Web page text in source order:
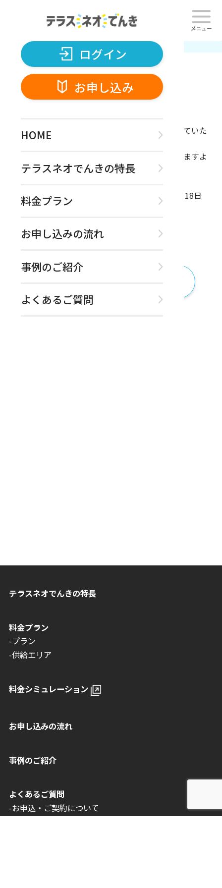
ログイン
2024.08.06 夏季休業のお知らせ
2024.08.06
誠に勝手ながら弊社では下記の期間は休業とさせていた
ご迷惑をお掛けしますが、何とぞご理解いただきますよ
うお願い申し上げます。
夏季休業期間: 2024年8月10日 (土)から2024年8月18日
(日)
2024年8月19日 (月)より通常営業となります。
テラスネオでんきの特長
料金プラン
-プラン
-供給エリア
料金シミュレーション
お申し込みの流れ
事例のご紹介
よくあるご質問
-お申込・ご契約について
ログイン
お申し込み
HOME
テラスネオでんきの特長
料金プラン
お申し込みの流れ
事例のご紹介
よくあるご質問